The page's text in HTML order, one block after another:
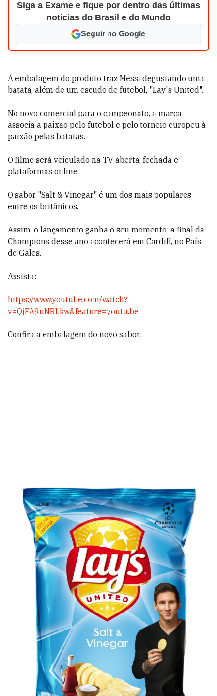
Siga a Exame e fique por dentro das últimas
notícias do Brasil e do Mundo
Seguir no Google
A embalagem do produto traz Messi degustando uma
batata, além de um escudo de futebol, "Lay's United".
No novo comercial para o campeonato, a marca
associa a paixão pelo futebol e pelo torneio europeu à
paixão pelas batatas.
O filme será veiculado na TV aberta, fechada e
plataformas online.
O sabor "Salt & Vinegar" é um dos mais populares
entre os britânicos.
Assim, o lançamento ganha o seu momento: a final da
Champions desse ano acontecerá em Cardiff, no País
de Gales.
Assista:
https://www.youtube.com/watch?
v=QjFA9uNRLkw&feature=youtu.be
Confira a embalagem do novo sabor: